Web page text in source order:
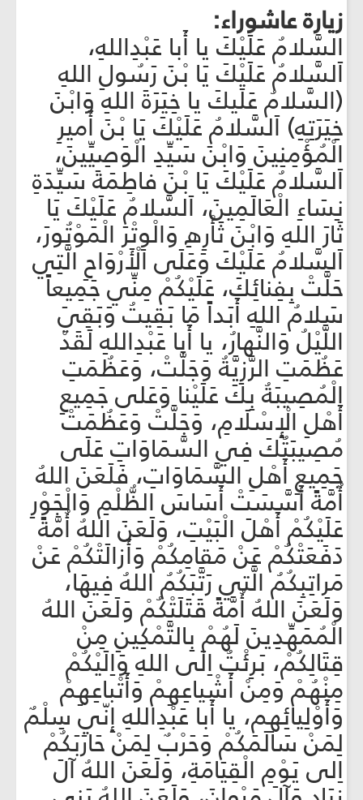
زيارة عاشوراء:
السَّلامُ عَلَيْكَ يا أَبا عَبْدِاللهِ،
اَلسَّلامُ عَلَيْكَ يَا بْنَ رَسُولِ اللهِ
(السَّلامُ عَلَيكَ يا خِيَرَةَ اللهِ وَابْنَ
خِيَرَتِهِ) اَلسَّلامُ عَلَيْكَ يَا بْنَ أَميرِ
الْمُؤْمِنِينَ وَابْنَ سَيِّدِ الْوَصِيِّينَ،
اَلسَّلامُ عَلَيْكَ يَا بْنَ فاطِمَةَ سَيِّدَةِ
نِسَاءِ الْعَالَمِينَ، اَلسَّلامُ عَلَيْكَ يَا
ثَارَ اللهِ وَابْنَ ثَأْرِهِ وَالْوِتْرَ الْمَوْتُورَ،
اَلسَّلامُ عَلَيْكَ وَعَلَى الْأَرْوَاحِ الَّتِي
حَلَّتْ بِفِنائِكَ، عَلَيْكُمْ مِنِّي جَمِيعاً
سَلامُ اللهِ أَبَداً مَا بَقِيتُ وَبَقِيَ
اللَّيْلُ وَالنَّهارُ، يا أَبا عَبْدِاللهِ لَقَدْ
عَظُمَتِ الرَّزِيَّةُ وَجَلَّتْ، وَعَظُمَتِ
الْمُصِيبَةُ بِكَ عَلَيْنا وَعَلى جَمِيعِ
أَهْلِ الْإِسْلَامِ، وَجَلَّتْ وَعَظُمَتْ
مُصِيبَتُكَ فِي السَّمَاوَاتِ عَلَى
جَمِيعِ أَهْلِ السَّمَاوَاتِ، فَلَعَنَ اللهُ
أُمَّةً أَسَّسَتْ أَسَاسَ الظُّلْمِ وَالْجَوْرِ
عَلَيْكُمْ أَهْلَ الْبَيْتِ، وَلَعَنَ اللهُ أُمَّةً
دَفَعَتْكُمْ عَنْ مَقامِكُمْ وَأَزالَتْكُمْ عَنْ
مَراتِبِكُمُ الَّتي رَتَّبَكُمُ اللهُ فِيهَا،
وَلَعَنَ اللهُ أُمَّةً قَتَلَتْكُمْ وَلَعَنَ اللهُ
الْمُمَهِّدِينَ لَهُمْ بِالتَّمْكِينِ مِنْ
قِتَالِكُمْ، بَرِئْتُ اِلَى اللهِ وَاِلَيْكُمْ
مِنْهُمْ وَمِنْ أَشْياعِهِمْ وَأَتْباعِهِمْ
وَأَوْلِيائِهِم، يا أَبا عَبْدِاللهِ إِنّي سِلْمٌ
لِمَنْ سَالَمَكُمْ وَحَرْبٌ لِمَنْ حَارَبَكُمْ
اِلى يَوْمِ الْقِيَامَةِ، وَلَعَنَ اللهُ آلَ